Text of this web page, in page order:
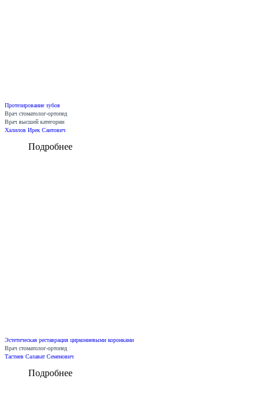
Протезирование зубов
Врач стоматолог-ортопед
Врач высшей категории
Халилов Ирек Саитович
Подробнее
Эстетическая реставрация циркониевыми коронками
Врач стоматолог-ортопед
Тастиев Салават Семенович
Подробнее